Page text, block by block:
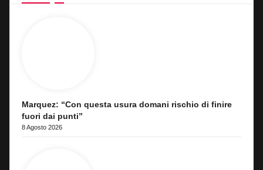
Marquez: “Con questa usura domani rischio di finire
fuori dai punti”
8 Agosto 2026